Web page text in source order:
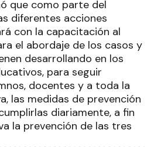
que como parte del
diferentes acciones
con la capacitación al
el abordaje de los casos y
desarrollando en los
para seguir
docentes y a toda la
las medidas de prevención
diariamente, a fin
la prevención de las tres